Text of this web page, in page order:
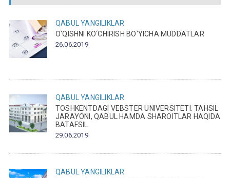
QABUL
YANGILIKLAR
O‘QISHNI KO‘CHIRISH BO‘YICHA MUDDATLAR
26.06.2019
QABUL
YANGILIKLAR
TOSHKENTDAGI VEBSTER UNIVERSITETI: TAHSIL
JARAYONI, QABUL HAMDA SHAROITLAR HAQIDA
BATAFSIL
29.06.2019
QABUL
YANGILIKLAR